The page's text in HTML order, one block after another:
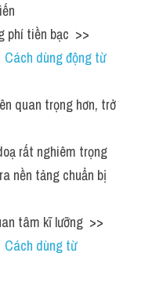
phí tiền bạc  >>
Cách dùng động từ
quan trọng hơn, trở
rất nghiêm trọng
nền tảng chuẩn bị
tâm kĩ lưỡng  >>
Cách dùng từ